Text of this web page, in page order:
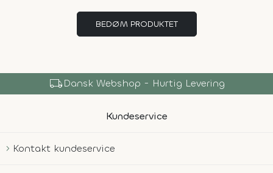
BEDØM PRODUKTET
local_shippingDansk Webshop - Hurtig Levering
Kundeservice
Kontakt kundeservice